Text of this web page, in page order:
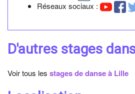
Réseaux sociaux :
D'autres stages
Voir tous les stages de danse à Lille